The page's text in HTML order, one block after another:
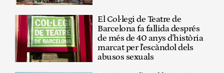
El Col·legi de Teatre de
Barcelona fa fallida després
de més de 40 anys d'història
marcat per l'escàndol dels
abusos sexuals